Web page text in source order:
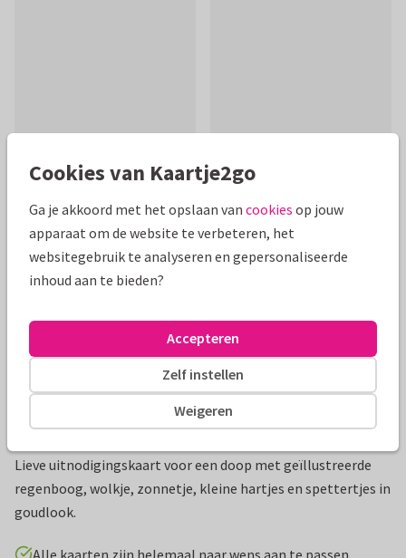
Productinformatie
Lieve uitnodigingskaart voor een doop met geïllustreerde
regenboog, wolkje, zonnetje, kleine hartjes en spettertjes in
goudlook.
Cookies van Kaartje2go
Ga je akkoord met het opslaan van cookies op jouw
apparaat om de website te verbeteren, het
websitegebruik te analyseren en gepersonaliseerde
inhoud aan te bieden?
Weigeren
Zelf instellen
Accepteren